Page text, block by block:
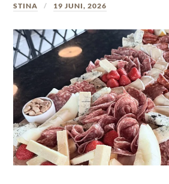
STINA 19 JUNI, 2026